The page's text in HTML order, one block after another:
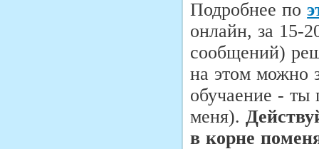
Подробнее по
онлайн, за 15-
сообщений)
на этом можно
обучаение - ты
меня).
в корне